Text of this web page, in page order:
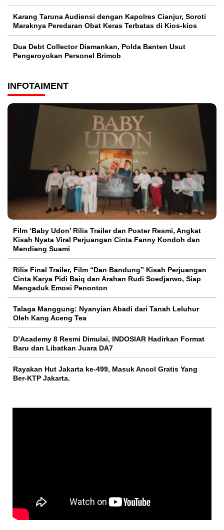
Karang Taruna Audiensi dengan Kapolres Cianjur, Soroti
Maraknya Peredaran Obat Keras Terbatas di Kios-kios
Dua Debt Collector Diamankan, Polda Banten Usut
Pengeroyokan Personel Brimob
INFOTAIMENT
Film ‘Baby Udon’ Rilis Trailer dan Poster Resmi, Angkat
Kisah Nyata Viral Perjuangan Cinta Fanny Kondoh dan
Mendiang Suami
Rilis Final Trailer, Film “Dan Bandung” Kisah Perjuangan
Cinta Karya Pidi Baiq dan Arahan Rudi Soedjarwo, Siap
Mengaduk Emosi Penonton
Talaga Manggung: Nyanyian Abadi dari Tanah Leluhur
Oleh Kang Aceng Tea
D’Academy 8 Resmi Dimulai, INDOSIAR Hadirkan Format
Baru dan Libatkan Juara DA7
Rayakan Hut Jakarta ke-499, Masuk Ancol Gratis Yang
Ber-KTP Jakarta.